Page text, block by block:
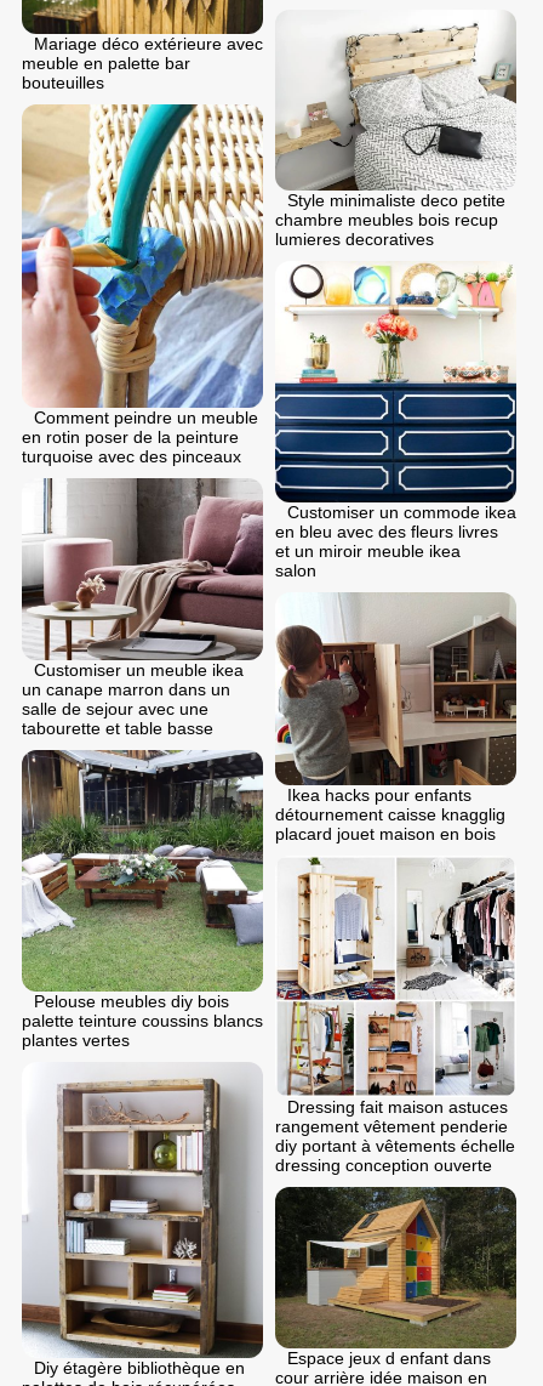
Mariage déco extérieure avec
meuble en palette bar
bouteuilles
Style minimaliste deco petite
chambre meubles bois recup
lumieres decoratives
Comment peindre un meuble
en rotin poser de la peinture
turquoise avec des pinceaux
Customiser un commode ikea
en bleu avec des fleurs livres
et un miroir meuble ikea
salon
Customiser un meuble ikea
un canape marron dans un
salle de sejour avec une
tabourette et table basse
Ikea hacks pour enfants
détournement caisse knagglig
placard jouet maison en bois
Pelouse meubles diy bois
palette teinture coussins blancs
plantes vertes
Dressing fait maison astuces
rangement vêtement penderie
diy portant à vêtements échelle
dressing conception ouverte
Diy étagère bibliothèque en
Espace jeux d enfant dans
cour arrière idée maison en